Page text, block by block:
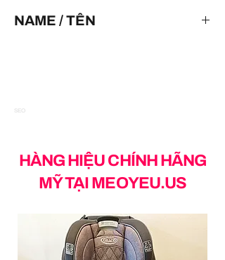
NAME / TÊN
SEO
HÀNG HIỆU CHÍNH HÃNG
MỸ TẠI MEOYEU.US